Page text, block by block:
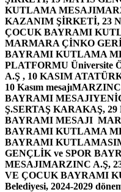
KUTLAMA MESAJI
KAZANIM ŞİRKETİ, 23
ÇOCUK BAYRAMI
MARMARA ÇİNKO
BAYRAMI KUTLAMA
PLATFORMU Üniversite
A.Ş , 10 KASIM
10 Kasım mesajı
BAYRAMI MESAJI
Ş.SERTAŞ KARAKAŞ,
BAYRAMI MESAJI
BAYRAMI KUTLAMA
BAYRAMI KUTLAMASI
GENÇLİK ve SPOR
MESAJIMARZINC A.Ş,
VE ÇOCUK BAYRAMI
Belediyesi, 2024-2029